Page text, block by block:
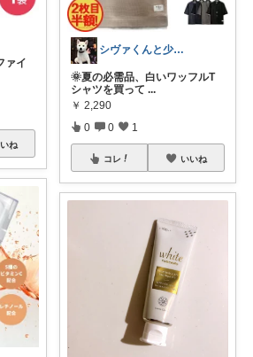
ァイ
ね
シヴァくんと少佐のROOM
🌞夏の必需品、白いワッフルT
シャツを買って ...
￥ 2,290
0 0 1
コレ いいね